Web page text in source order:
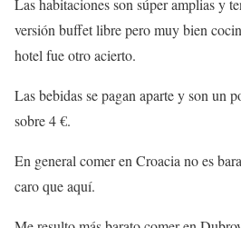
Las habitaciones son súper amplias y
versión buffet libre pero muy bien
hotel fue otro acierto.
Las bebidas se pagan aparte y son un
sobre 4 €.
En general comer en Croacia no es
caro que aquí.